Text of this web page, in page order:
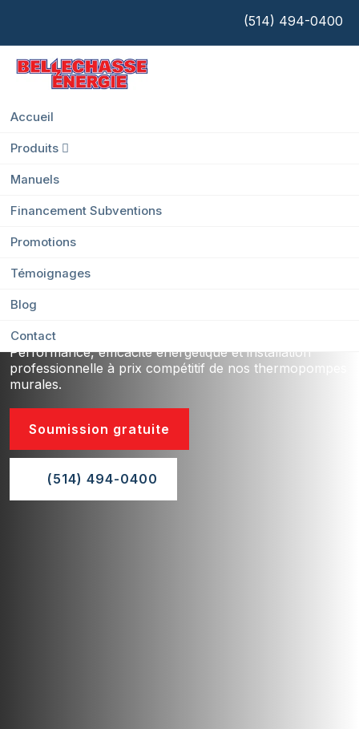
(514) 494-0400
Accueil
Produits
Manuels
Financement Subventions
Promotions
Témoignages
Blog
Contact
Thermopompe Murale duvernay
Votre solution
complète de
chauffage et de
climatisation
Performance, efficacité énergétique et installation
professionnelle à prix compétitif de nos thermopompes
murales.
Soumission gratuite
(514) 494-0400